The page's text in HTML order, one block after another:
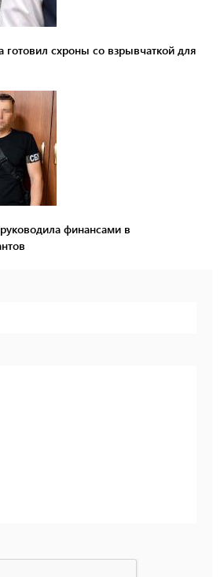
готовил схроны со взрывчаткой для
финансами в